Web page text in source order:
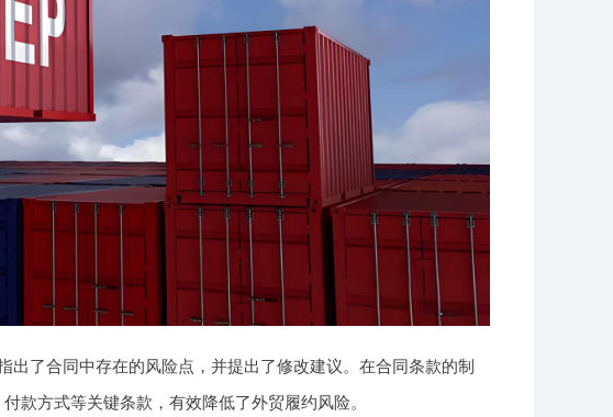
了合同中存在的风险点，并提出了修改建议。在合同条款的制
款方式等关键条款，有效降低了外贸履约风险。